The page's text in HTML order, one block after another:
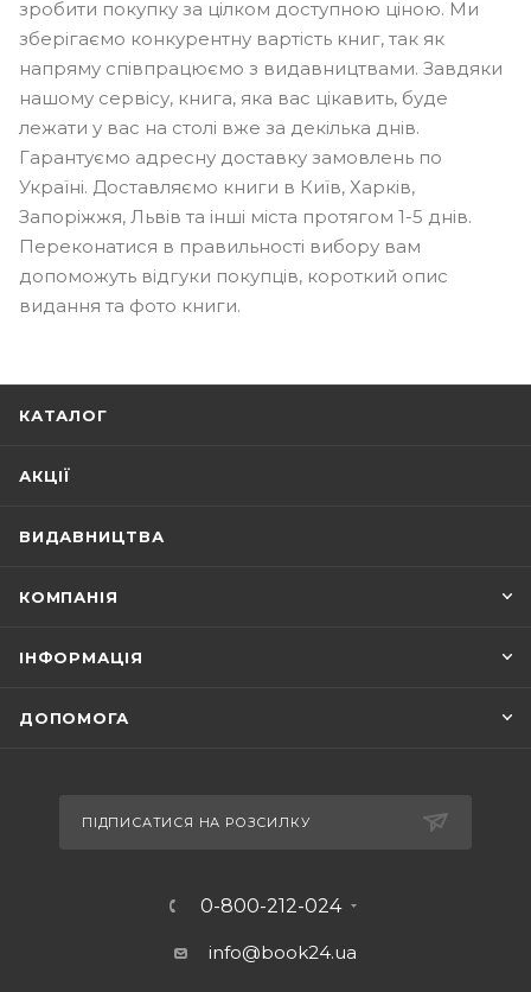
зробити покупку за цілком доступною ціною. Ми
зберігаємо конкурентну вартість книг, так як
напряму співпрацюємо з видавництвами. Завдяки
нашому сервісу, книга, яка вас цікавить, буде
лежати у вас на столі вже за декілька днів.
Гарантуємо адресну доставку замовлень по
Україні. Доставляємо книги в Київ, Харків,
Запоріжжя, Львів та інші міста протягом 1-5 днів.
Переконатися в правильності вибору вам
допоможуть відгуки покупців, короткий опис
видання та фото книги.
КАТАЛОГ
АКЦІЇ
ВИДАВНИЦТВА
КОМПАНІЯ
ІНФОРМАЦІЯ
ДОПОМОГА
ПІДПИСАТИСЯ НА РОЗСИЛКУ
0-800-212-024
info@book24.ua